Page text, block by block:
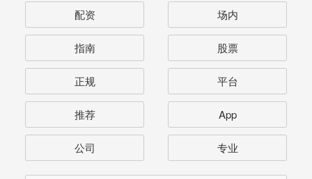
配资 场内
指南 股票
正规 平台
推荐 App
公司 专业